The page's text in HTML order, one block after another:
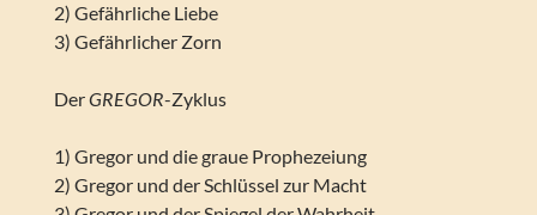
2) Gefährliche Liebe
3) Gefährlicher Zorn
DerGREGOR-Zyklus
1) Gregor und die graue Prophezeiung
2) Gregor und der Schlüssel zur Macht